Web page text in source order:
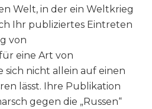
Welt, in der ein Weltkrieg
Ihr publiziertes Eintreten
von
eine Art von
nicht allein auf einen
lässt. Ihre Publikation
gegen die „Russen“